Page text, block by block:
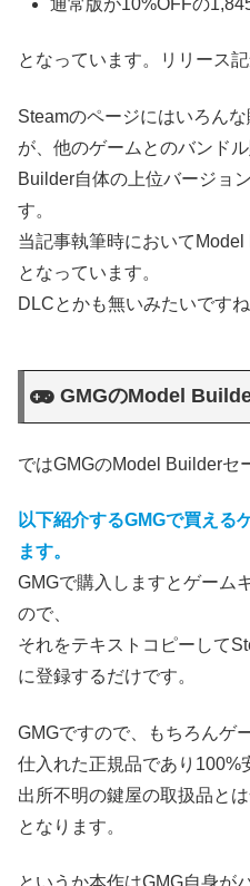
となっています。リリース
Steamのページにはいろん
が、他のゲームとのバンド
Builder自体の上位バージョ
す。
当記事執筆時において
となっています。
DLCとかも無いみたいですね
GMGのModel
ではGMGのModel Builderセ
以下紹介するGMGで買える
ます。
GMGで購入しますとゲーム
ので、
それをテキストコピーして
に登録するだけです。
GMGですので、もちろんゲ
仕入れた正規品であり100%
出所不明の鍵屋の取扱品と
となります。
というか本作はGMG自身が